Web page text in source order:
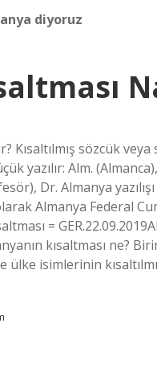
diyoruz
Kısaltılmış sözcük
yazılır: Alm.
Dr. Almanya
Almanya Federal
=
kısaltması ne?
ülke isimlerinin